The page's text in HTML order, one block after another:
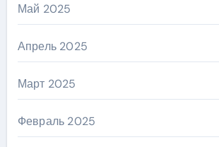
Май 2025
Апрель 2025
Март 2025
Февраль 2025